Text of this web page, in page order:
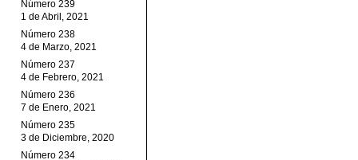
Número 239
1 de Abril, 2021
Número 238
4 de Marzo, 2021
Número 237
4 de Febrero, 2021
Número 236
7 de Enero, 2021
Número 235
3 de Diciembre, 2020
Número 234